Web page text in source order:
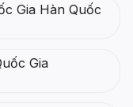
Gia Hàn Quốc
Gia